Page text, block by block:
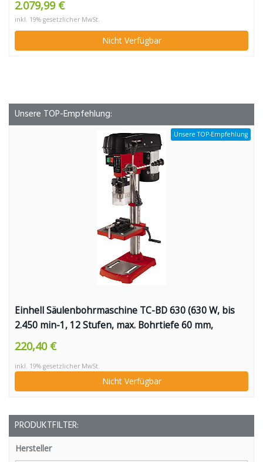
2.079,99 €
inkl. 19% gesetzlicher MwSt.
Nicht Verfügbar
Unsere TOP-Empfehlung:
Unsere TOP-Empfehlung
Einhell Säulenbohrmaschine TC-BD 630 (630 W, bis
2.450 min-1, 12 Stufen, max. Bohrtiefe 60 mm,
Zahnkranzfutter 1,5-16 mm, einstellbarer
Tiefenanschlag, neig-/drehbarer Bohrtisch inkl.
Schraubstock)
220,40 €
inkl. 19% gesetzlicher MwSt.
Nicht Verfügbar
PRODUKTFILTER:
Hersteller